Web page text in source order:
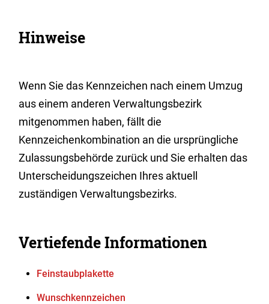
Hinweise
Wenn Sie das Kennzeichen nach einem Umzug
aus einem anderen Verwaltungsbezirk
mitgenommen haben, fällt die
Kennzeichenkombination an die ursprüngliche
Zulassungsbehörde zurück und Sie erhalten das
Unterscheidungszeichen Ihres aktuell
zuständigen Verwaltungsbezirks.
Vertiefende Informationen
Feinstaubplakette
Wunschkennzeichen